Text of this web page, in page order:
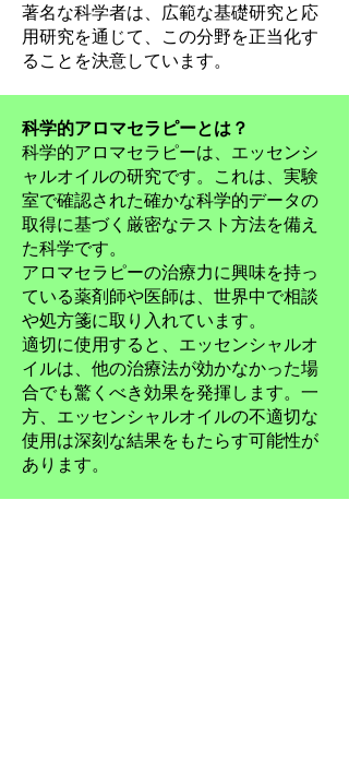
著名な科学者は、広範な基礎研究と応
用研究を通じて、この分野を正当化す
ることを決意しています。
科学的アロマセラピーとは？
科学的アロマセラピーは、エッセンシ
ャルオイルの研究です。これは、実験
室で確認された確かな科学的データの
取得に基づく厳密なテスト方法を備え
た科学です。
アロマセラピーの治療力に興味を持っ
ている薬剤師や医師は、世界中で相談
や処方箋に取り入れています。
適切に使用すると、エッセンシャルオ
イルは、他の治療法が効かなかった場
合でも驚くべき効果を発揮します。一
方、エッセンシャルオイルの不適切な
使用は深刻な結果をもたらす可能性が
あります。